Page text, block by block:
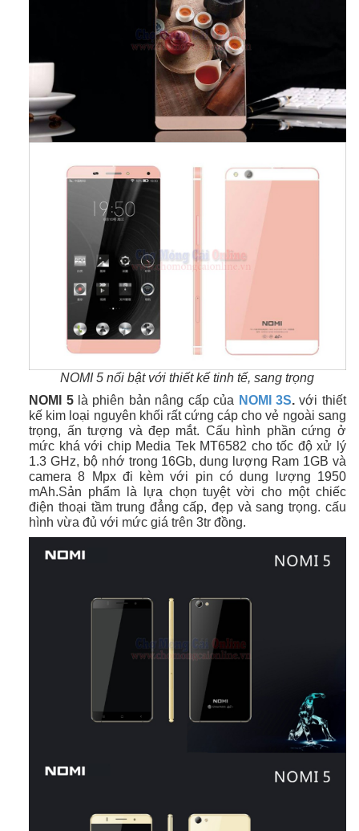
NOMI 5 nổi bật với thiết kế tinh tế, sang trọng
NOMI 5là phiên bản nâng cấp của NOMI 3S. với thiết
kế kim loại nguyên khối rất cứng cáp cho vẻ ngoài sang
trọng, ấn tượng và đẹp mắt. Cấu hình phần cứng ở
mức khá với chip Media Tek MT6582 cho tốc độ xử lý
1.3 GHz, bộ nhớ trong 16Gb, dung lượng Ram 1GB và
camera 8 Mpx đi kèm với pin có dung lượng 1950
mAh.Sản phẩm là lựa chọn tuyệt vời cho một chiếc
điện thoại tầm trung đẳng cấp, đẹp và sang trọng. cấu
hình vừa đủ với mức giá trên 3tr đồng.